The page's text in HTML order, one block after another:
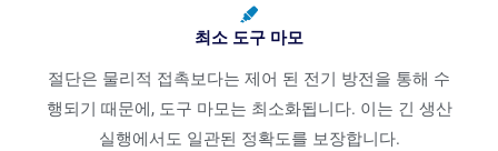
최소 도구 마모
절단은 물리적 접촉보다는 제어 된 전기 방전을 통해 수
행되기 때문에, 도구 마모는 최소화됩니다. 이는 긴 생산
실행에서도 일관된 정확도를 보장합니다.